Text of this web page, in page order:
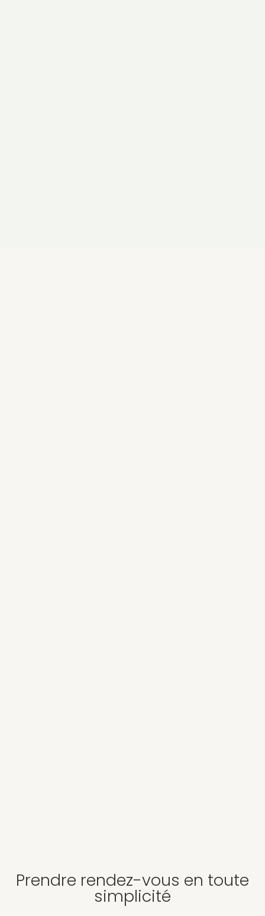
Prendre rendez-vous en toute
simplicité